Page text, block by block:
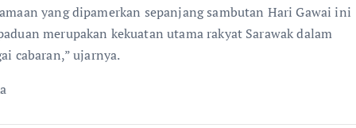
yang dipamerkan sepanjang sambutan Hari Gawai ini
merupakan kekuatan utama rakyat Sarawak dalam
cabaran,” ujarnya.